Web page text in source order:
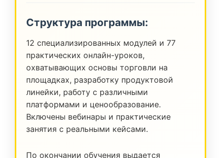
Структура программы:
12 специализированных модулей и 77
практических онлайн-уроков,
охватывающих основы торговли на
площадках, разработку продуктовой
линейки, работу с различными
платформами и ценообразование.
Включены вебинары и практические
занятия с реальными кейсами.
По окончании обучения выдается